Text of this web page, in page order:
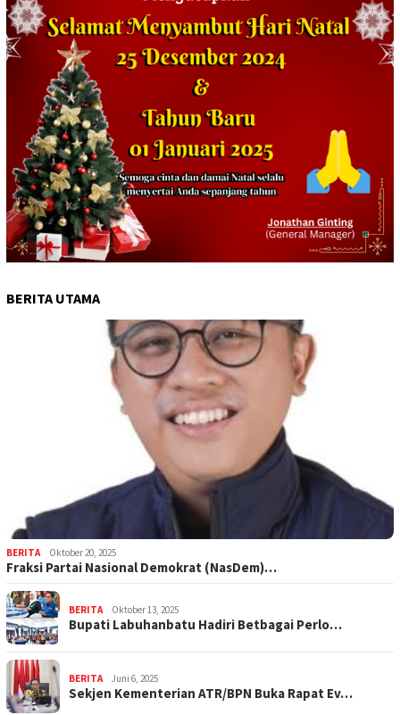
BERITA UTAMA
BERITA Oktober 20, 2025
Fraksi Partai Nasional Demokrat (NasDem)…
BERITA Oktober 13, 2025
Bupati Labuhanbatu Hadiri Betbagai Perlo…
BERITA Juni 6, 2025
Sekjen Kementerian ATR/BPN Buka Rapat Ev…